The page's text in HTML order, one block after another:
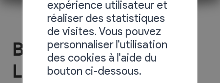
Bibliothèque et
Ludothèque
expérience utilisateur et
réaliser des statistiques
de visites. Vous pouvez
personnaliser l'utilisation
des cookies à l'aide du
bouton ci-dessous.